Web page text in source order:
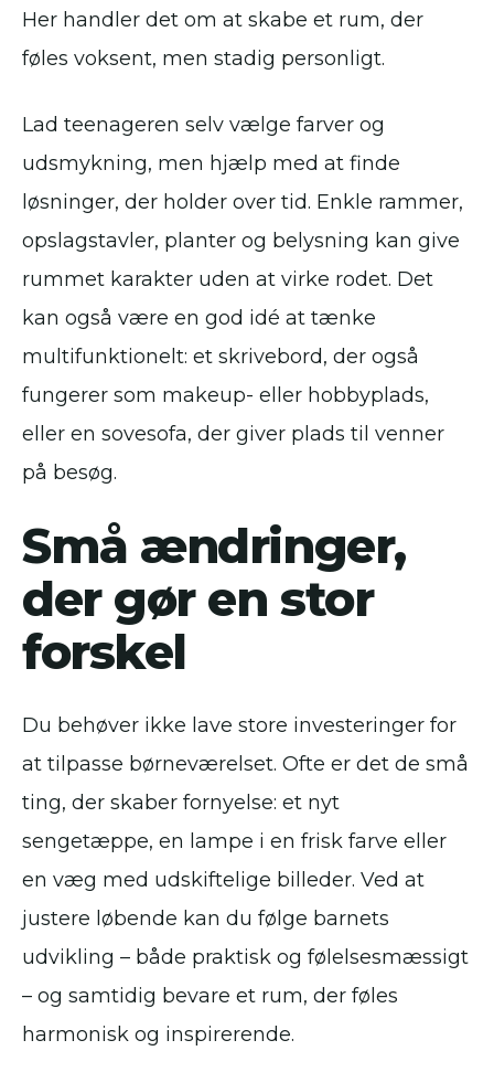
Her handler det om at skabe et rum, der
føles voksent, men stadig personligt.
Lad teenageren selv vælge farver og
udsmykning, men hjælp med at finde
løsninger, der holder over tid. Enkle rammer,
opslagstavler, planter og belysning kan give
rummet karakter uden at virke rodet. Det
kan også være en god idé at tænke
multifunktionelt: et skrivebord, der også
fungerer som makeup- eller hobbyplads,
eller en sovesofa, der giver plads til venner
på besøg.
Små ændringer,
der gør en stor
forskel
Du behøver ikke lave store investeringer for
at tilpasse børneværelset. Ofte er det de små
ting, der skaber fornyelse: et nyt
sengetæppe, en lampe i en frisk farve eller
en væg med udskiftelige billeder. Ved at
justere løbende kan du følge barnets
udvikling – både praktisk og følelsesmæssigt
– og samtidig bevare et rum, der føles
harmonisk og inspirerende.